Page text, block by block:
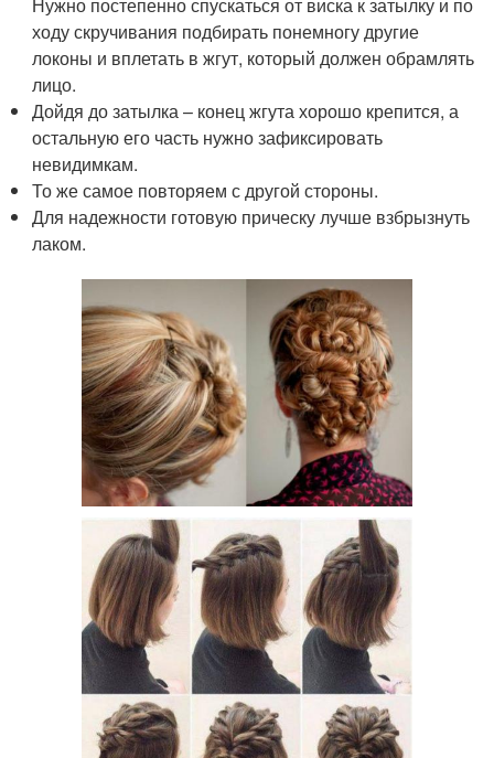
Нужно постепенно спускаться от виска к затылку и по
ходу скручивания подбирать понемногу другие
локоны и вплетать в жгут, который должен обрамлять
лицо.
Дойдя до затылка – конец жгута хорошо крепится, а
остальную его часть нужно зафиксировать
невидимкам.
То же самое повторяем с другой стороны.
Для надежности готовую прическу лучше взбрызнуть
лаком.